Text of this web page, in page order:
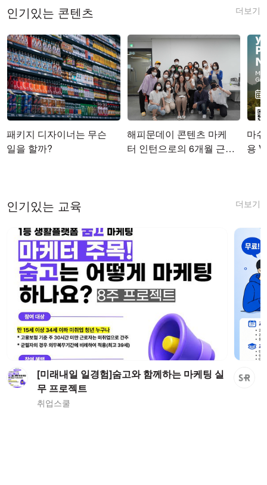
더보기
인기있는 콘텐츠
패키지 디자이너는 무슨
일을 할까?
해피문데이 콘텐츠 마케
터 인턴으로의 6개월 근무
마쉬
용
더보기
인기있는 교육
[미래내일 일경험]숨고와 함께하는 마케팅 실
무 프로젝트
취업스쿨